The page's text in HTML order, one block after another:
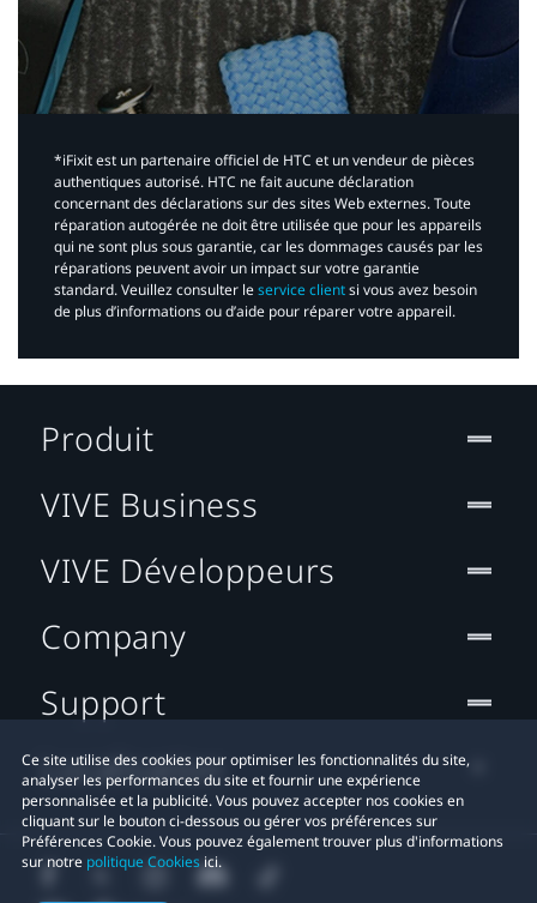
*iFixit est un partenaire officiel de HTC et un vendeur de pièces
authentiques autorisé. HTC ne fait aucune déclaration
concernant des déclarations sur des sites Web externes. Toute
réparation autogérée ne doit être utilisée que pour les appareils
qui ne sont plus sous garantie, car les dommages causés par les
réparations peuvent avoir un impact sur votre garantie
standard. Veuillez consulter leservice clientsi vous avez besoin
de plus d’informations ou d’aide pour réparer votre appareil.​
Ce site utilise des cookies pour optimiser les fonctionnalités du site,
analyser les performances du site et fournir une expérience
personnalisée et la publicité. Vous pouvez accepter nos cookies en
cliquant sur le bouton ci-dessous ou gérer vos préférences sur
Préférences Cookie. Vous pouvez également trouver plus d'informations
sur notre politique Cookiesici.
Produit
VIVE Business
VIVE Développeurs
Company
Support
Localisation